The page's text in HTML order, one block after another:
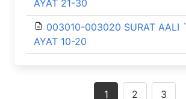
AYAT 21-30
003010-003020 SURAT AALI
AYAT 10-20
1 2 3